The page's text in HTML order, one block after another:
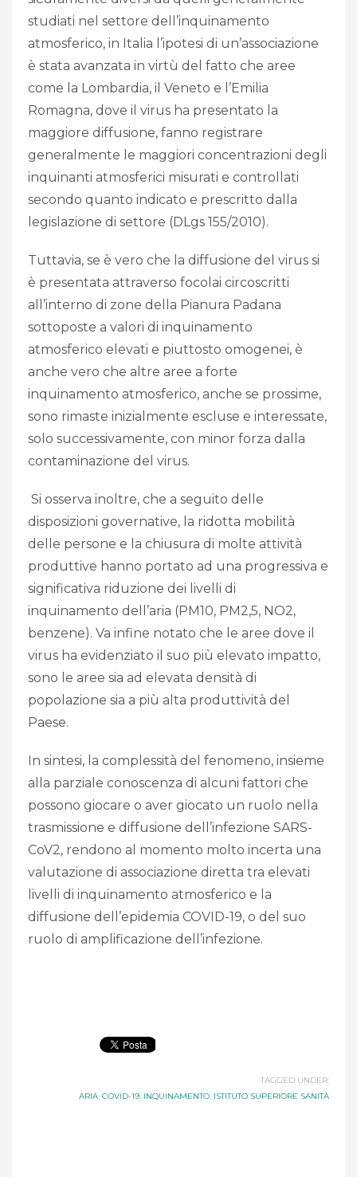
studiati nel settore dell’inquinamento
atmosferico, in Italia l’ipotesi di un’associazione
è stata avanzata in virtù del fatto che aree
come la Lombardia, il Veneto e l’Emilia
Romagna, dove il virus ha presentato la
maggiore diffusione, fanno registrare
generalmente le maggiori concentrazioni degli
inquinanti atmosferici misurati e controllati
secondo quanto indicato e prescritto dalla
legislazione di settore (DLgs 155/2010).
Tuttavia, se è vero che la diffusione del virus si
è presentata attraverso focolai circoscritti
all’interno di zone della Pianura Padana
sottoposte a valori di inquinamento
atmosferico elevati e piuttosto omogenei, è
anche vero che altre aree a forte
inquinamento atmosferico, anche se prossime,
sono rimaste inizialmente escluse e interessate,
solo successivamente, con minor forza dalla
contaminazione del virus.
Si osserva inoltre, che a seguito delle
disposizioni governative, la ridotta mobilità
delle persone e la chiusura di molte attività
produttive hanno portato ad una progressiva e
significativa riduzione dei livelli di
inquinamento dell’aria (PM10, PM2,5, NO2,
benzene). Va infine notato che le aree dove il
virus ha evidenziato il suo più elevato impatto,
sono le aree sia ad elevata densità di
popolazione sia a più alta produttività del
Paese.
In sintesi, la complessità del fenomeno, insieme
alla parziale conoscenza di alcuni fattori che
possono giocare o aver giocato un ruolo nella
trasmissione e diffusione dell’infezione SARS-
CoV2, rendono al momento molto incerta una
valutazione di associazione diretta tra elevati
livelli di inquinamento atmosferico e la
diffusione dell’epidemia COVID-19, o del suo
ruolo di amplificazione dell’infezione.
TAGGED UNDER:
ARIA, COVID-19, INQUINAMENTO, ISTITUTO SUPERIORE SANITÀ